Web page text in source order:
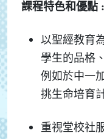
課程特色和優點 :
以聖經教育
學生的品格
例如於中一
挑生命培育
重視堂校社